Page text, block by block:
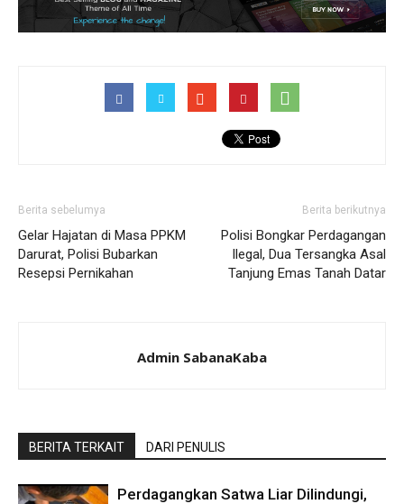
Berita sebelumya
Gelar Hajatan di Masa PPKM
Darurat, Polisi Bubarkan
Resepsi Pernikahan
Berita berikutnya
Polisi Bongkar Perdagangan
Ilegal, Dua Tersangka Asal
Tanjung Emas Tanah Datar
Admin SabanaKaba
BERITA TERKAIT DARI PENULIS
Perdagangkan Satwa Liar Dilindungi,